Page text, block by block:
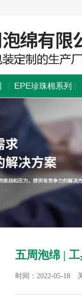
EPE珍珠棉系列
五周泡绵 |
时间：2022-05-18